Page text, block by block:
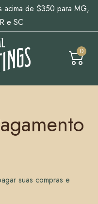
acima de $350 para MG,
e SC
0
suas compras e